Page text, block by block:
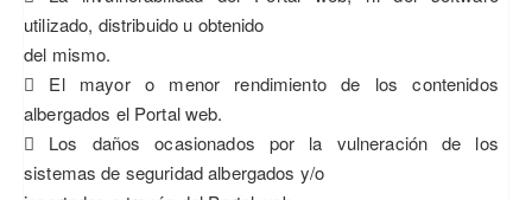
utilizado, distribuido u obtenido
del mismo.
 El mayor o menor rendimiento de los contenidos
albergados el Portal web.
 Los daños ocasionados por la vulneración de los
sistemas de seguridad albergados y/o